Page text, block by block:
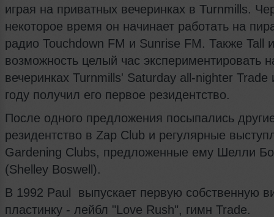
играя на приватных вечеринках в Turnmills.
некоторое время он начинает работать на
радио Touchdown FM и Sunrise FM. Также Tall
возможность целый час экспериментировать
вечеринках Turnmills' Saturday all-nighter Trade
году получил его первое резидентство.
После одного предложения посыпались
резидентство в Zap Club и регулярные
Gardening Clubs, предложенные ему Шелли
(Shelley Boswell).
В 1992 Paul выпускает первую собственную
пластинку - лейбл "Love Rush", гимн Trade.